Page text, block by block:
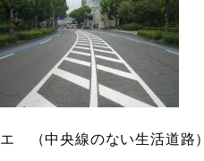
エ （中央線のない生活道路）